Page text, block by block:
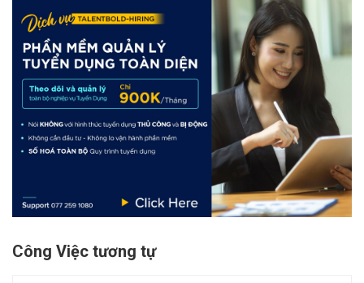
Công Việc tương tự